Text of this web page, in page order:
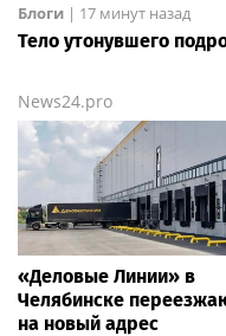
Блоги | 17 минут назад
Тело утонувшего
News24.pro
«Деловые Линии» в
Челябинске
на новый адрес